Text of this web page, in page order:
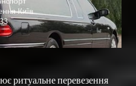
ритуальне перевезення